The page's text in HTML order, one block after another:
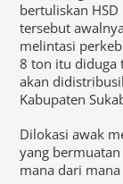
bertuliskan
tersebut
melintasi
8 ton itu diduga
akan
Kabupaten
Dilokasi awak
yang
mana dari